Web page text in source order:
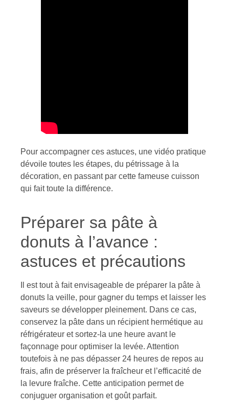
Pour accompagner ces astuces, une vidéo pratique
dévoile toutes les étapes, du pétrissage à la
décoration, en passant par cette fameuse cuisson
qui fait toute la différence.
Préparer sa pâte à
donuts à l’avance :
astuces et précautions
Il est tout à fait envisageable de préparer la pâte à
donuts la veille, pour gagner du temps et laisser les
saveurs se développer pleinement. Dans ce cas,
conservez la pâte dans un récipient hermétique au
réfrigérateur et sortez-la une heure avant le
façonnage pour optimiser la levée. Attention
toutefois à ne pas dépasser 24 heures de repos au
frais, afin de préserver la fraîcheur et l’efficacité de
la levure fraîche. Cette anticipation permet de
conjuguer organisation et goût parfait.